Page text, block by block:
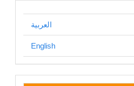
العربية
English